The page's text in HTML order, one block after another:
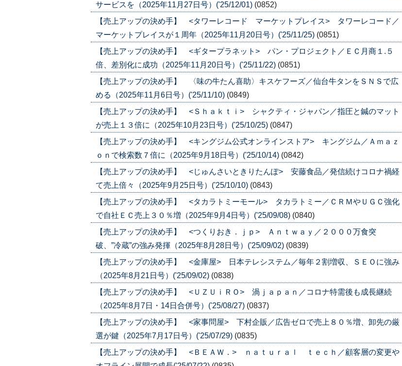
サービスを（2025年11月27日号）('25/12/01) (0852)
【売上アップの決め手】 <タワーレコード マーケットプレイス> タワーレコード／
マーケットプレイスが１周年（2025年11月20日号）('25/11/25) (0851)
【売上アップの決め手】 <ギタープラネット> パン・プロジェクト／ＥＣ月商１.５
倍、差別化に成功（2025年11月20日号）('25/11/22) (0851)
【売上アップの決め手】 〈味の牛たん喜助〉キスケフーズ／仙台牛タンをＳＮＳで広
める（2025年11月6日号）('25/11/10) (0849)
【売上アップの決め手】 <Ｓｈａｋｔｉ> シャクティ・ジャパン／指圧と鍼のマット
が売上１３倍に（2025年10月23日号）('25/10/25) (0847)
【売上アップの決め手】 <キングジム公式オンラインストア> キングジム／Ａｍａｚ
ｏｎで検索数７倍に（2025年9月18日号）('25/10/14) (0842)
【売上アップの決め手】 <じゅんさいときりたんぽ> 安藤食品／発信続けコロナ禍経
て売上倍々（2025年9月25日号）('25/10/10) (0843)
【売上アップの決め手】 <タカラトミーモール> タカラトミー／ＣＲＭやＵＧＣ強化
で自社ＥＣ売上３０％増（2025年9月4日号）('25/09/08) (0840)
【売上アップの決め手】 <つくりおき．ｊｐ> Ａｎｔｗａｙ／２０００万食突
破、”冷蔵”の強み発揮（2025年8月28日号）('25/09/02) (0839)
【売上アップの決め手】 <金庫屋> 日本テレシステム／毎年２割増収、ＳＥＯに強み
（2025年8月21日号）('25/09/02) (0838)
【売上アップの決め手】 <ＵＺＵｉＲＯ> 渦ｊａｐａｎ／コロナ特需後も成長継続
（2025年8月7日・14日合併号）('25/08/27) (0837)
【売上アップの決め手】 <家事問屋> 下村企販／広告ゼロで売上８０％増、卸先の厳
選が鍵（2025年7月17日号）('25/07/29) (0835)
【売上アップの決め手】 <ＢＥＡＷ．> ｎａｔｕｒａｌ ｔｅｃｈ／顧客層の変更や